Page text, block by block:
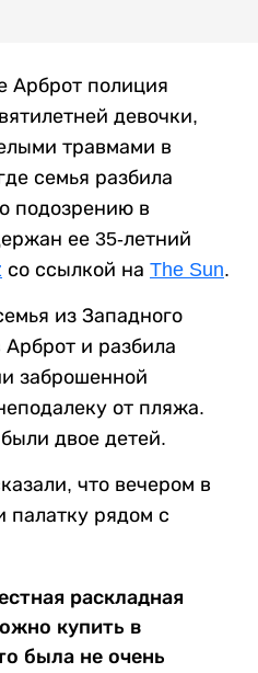
Арброт полиция
девочки,
травмами в
семья разбила
подозрению в
ее 35-летний
со ссылкой на The Sun.
из Западного
и разбила
заброшенной
от пляжа.
двое детей.
что вечером в
палатку рядом с
раскладная
купить в
была не очень